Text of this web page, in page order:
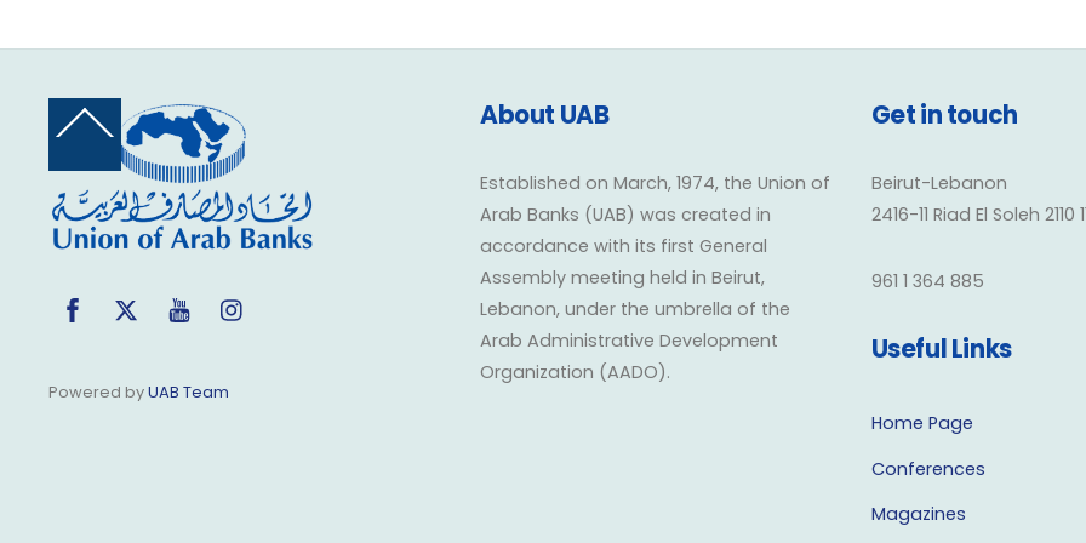
Back
Top
Facebook
Twitter YouTube
Powered byUAB Team
About UAB
Established on March, 1974, the Union of
Arab Banks (UAB) was created in
accordance with its first General
Assembly meeting held in Beirut,
Lebanon, under the umbrella of the
Arab Administrative Development
Organization (AADO).
Get in touch
Beirut-Lebanon
2416-11 Riad El Soleh 2110
961 1 364 885
Useful Links
Home Page
Conferences
Magazines